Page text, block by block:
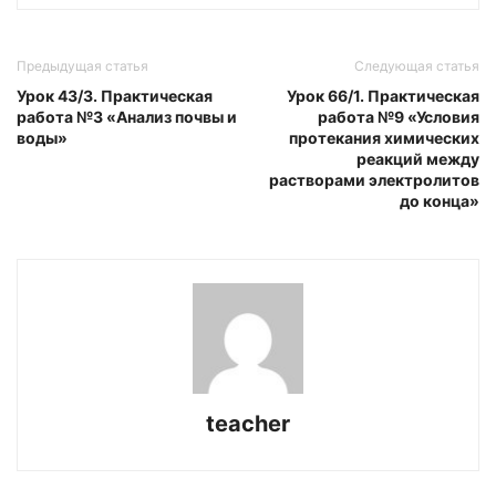
Предыдущая статья
Урок 43/3. Практическая
работа №3 «Анализ почвы и
воды»
Следующая статья
Урок 66/1. Практическая
работа №9 «Условия
протекания химических
реакций между
растворами электролитов
до конца»
teacher